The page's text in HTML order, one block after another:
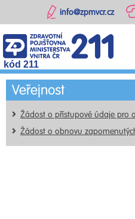
info@zpmvcr.cz
kód 211
Veřejnost
Žádost o přístupové údaje pro
Žádost o obnovu